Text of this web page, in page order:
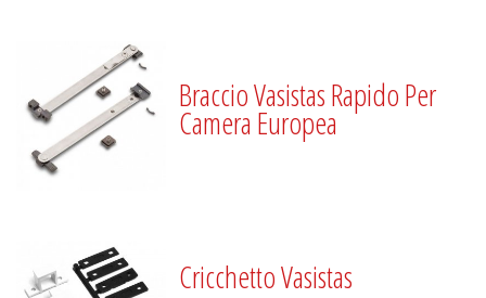
Braccio Vasistas Rapido Per
Camera Europea
Cricchetto Vasistas